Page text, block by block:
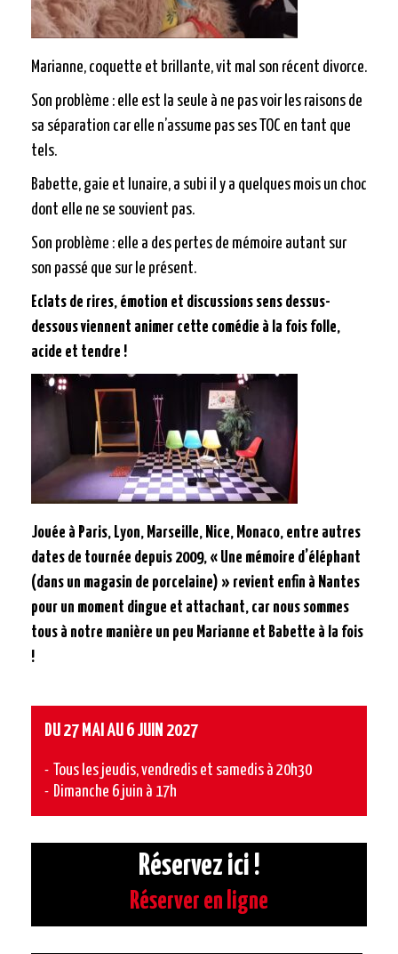
Marianne, coquette et brillante, vit mal son récent divorce.
Son problème : elle est la seule à ne pas voir les raisons de
sa séparation car elle n’assume pas ses TOC en tant que
tels.
Babette, gaie et lunaire, a subi il y a quelques mois un choc
dont elle ne se souvient pas.
Son problème : elle a des pertes de mémoire autant sur
son passé que sur le présent.
Eclats de rires, émotion et discussions sens dessus-
dessous viennent animer cette comédie à la fois folle,
acide et tendre !
Jouée à Paris, Lyon, Marseille, Nice, Monaco, entre autres
dates de tournée depuis 2009, « Une mémoire d’éléphant
(dans un magasin de porcelaine) » revient enfin à Nantes
pour un moment dingue et attachant, car nous sommes
tous à notre manière un peu Marianne et Babette à la fois
!
DU 27 MAI AU 6 JUIN 2027
Tous les jeudis, vendredis et samedis à 20h30
Dimanche 6 juin à 17h
Réservez ici !
Réserver en ligne